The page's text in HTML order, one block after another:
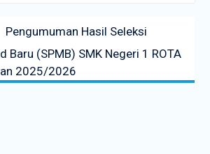
post:
Pengumuman Hasil Seleksi
Baru (SPMB) SMK Negeri 1 ROTA
2025/2026